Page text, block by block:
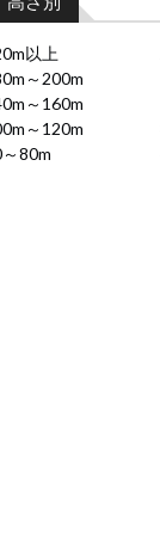
以上
～200m
～160m
～120m
80m